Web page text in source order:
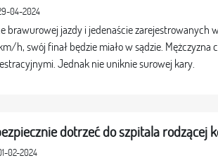
04-2024
brawurowej jazdy i jedenaście
h, swój finał będzie miało w sądzie. Mężczyzna
Jednak nie uniknie surowej kary.
dotrzeć do szpitala rodzącej
02-2024